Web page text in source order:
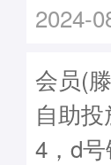
2024-
会员(
自助
4，d